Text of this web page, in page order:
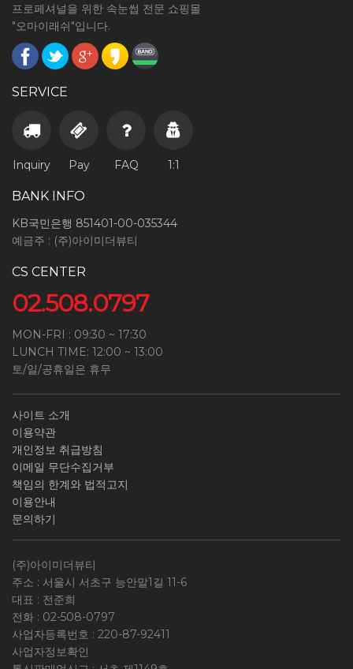
프로페셔널을 위한 속눈썹 전문 쇼핑몰
"오마이래쉬"입니다.
SERVICE
Inquiry Pay FAQ 1:1
BANK INFO
KB국민은행 851401-00-035344
예금주 : (주)아이미더뷰티
CS CENTER
02.508.0797
MON-FRI : 09:30 ~ 17:30
LUNCH TIME: 12:00 ~ 13:00
토/일/공휴일은 휴무
사이트 소개
이용약관
개인정보 취급방침
이메일 무단수집거부
책임의 한계와 법적고지
이용안내
문의하기
(주)아이미더뷰티
주소 : 서울시 서초구 능안말1길 11-6
대표 : 전준희
전화 : 02-508-0797
사업자등록번호 : 220-87-92411
사업자정보확인